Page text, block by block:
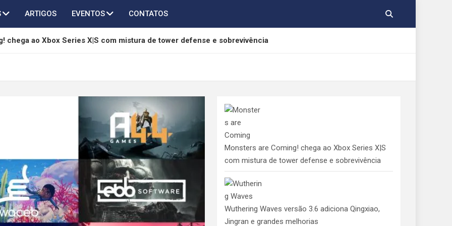
ARTIGOS EVENTOS CONTATOS
chega ao Xbox Series X|S com mistura de tower defense e sobrevivência
Vault ganha edição física para Switch 2, PS5 e PC
3º aniversário com grande atualização 3.7 e mais de 45 invocações gratuitas
Monsters are Coming! chega ao Xbox Series X|S
com mistura de tower defense e sobrevivência
Wuthering Waves versão 3.6 adiciona Qingxiao,
Jingran e grandes melhorias